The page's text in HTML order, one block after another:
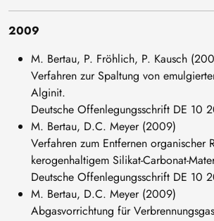
2009
M. Bertau, P. Fröhlich, P. Kausch
Verfahren zur Spaltung von
Alginit.
Deutsche Offenlegungsschrift DE 10
M. Bertau, D.C. Meyer (2009)
Verfahren zum Entfernen organischer
kerogenhaltigem Silikat-Carbonat-
Deutsche Offenlegungsschrift DE 10
M. Bertau, D.C. Meyer (2009)
Abgasvorrichtung für